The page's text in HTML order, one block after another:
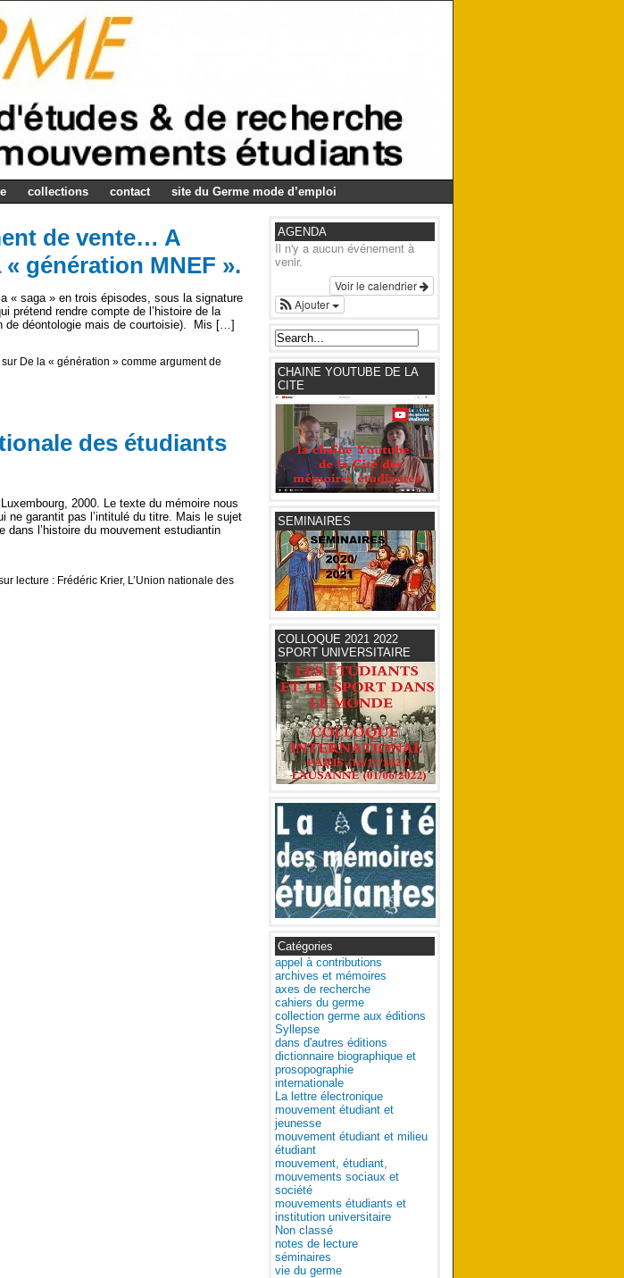
collections contact site du Germe mode d’emploi
de vente… A
génération MNEF ».
« saga » en trois épisodes, sous la signature
prétend rendre compte de l’histoire de la
de déontologie mais de courtoisie). Mis […]
sur De la « génération » comme argument de
des étudiants
2000. Le texte du mémoire nous
ne garantit pas l’intitulé du titre. Mais le sujet
dans l’histoire du mouvement estudiantin
lecture : Frédéric Krier, L’Union nationale des
AGENDA
Il n'y a aucun événement à
venir.
Voir le calendrier
Ajouter
CHAINE YOUTUBE DE LA
CITE
SEMINAIRES
COLLOQUE 2021 2022
SPORT UNIVERSITAIRE
Catégories
appel à contributions
archives et mémoires
axes de recherche
cahiers du germe
collection germe aux éditions
Syllepse
dans d'autres éditions
dictionnaire biographique et
prosopographie
internationale
La lettre électronique
mouvement étudiant et
jeunesse
mouvement étudiant et milieu
étudiant
mouvement, étudiant,
mouvements sociaux et
société
mouvements étudiants et
institution universitaire
Non classé
notes de lecture
séminaires
vie du germe